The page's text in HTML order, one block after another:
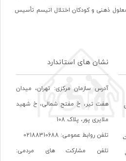
ذهنی و کودکان اختلال اتیسم تأسیس
نشان های استاندارد
آدرس سازمان مرکزی: تهران، ميدان
هفت تير، خ مفتح شمالی، خ شهيد
ملايری پور، پلاک 108
تلفن روابط عمومی: 02188310688
تلفن مشارکت های مردمی: